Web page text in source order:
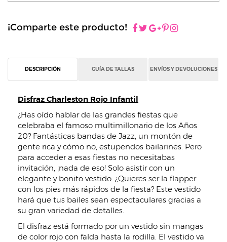
¡Comparte este producto!
DESCRIPCIÓN GUÍA DE TALLAS ENVÍOS Y DEVOLUCIONES
Disfraz Charleston Rojo Infantil
¿Has oído hablar de las grandes fiestas que
celebraba el famoso multimillonario de los Años
20? Fantásticas bandas de Jazz, un montón de
gente rica y cómo no, estupendos bailarines. Pero
para acceder a esas fiestas no necesitabas
invitación, ¡nada de eso! Solo asistir con un
elegante y bonito vestido. ¿Quieres ser la flapper
con los pies más rápidos de la fiesta? Este vestido
hará que tus bailes sean espectaculares gracias a
su gran variedad de detalles.
El disfraz está formado por un vestido sin mangas
de color rojo con falda hasta la rodilla. El vestido va